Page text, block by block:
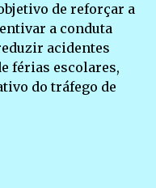
de reforçar a
a conduta
acidentes
férias escolares,
do tráfego de